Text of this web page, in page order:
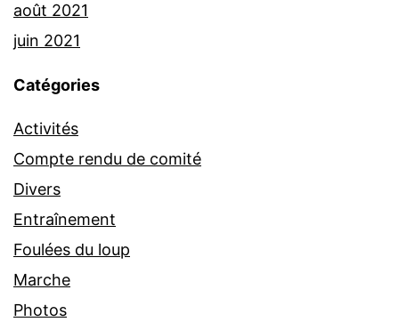
août 2021
juin 2021
Catégories
Activités
Compte rendu de comité
Divers
Entraînement
Foulées du loup
Marche
Photos